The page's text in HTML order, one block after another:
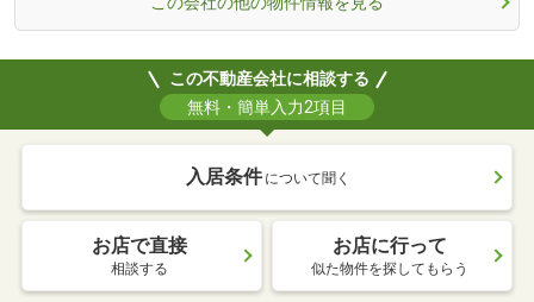
この不動産会社に相談する
無料・簡単入力2項目
入居条件 について聞く
お店で直接
相談する
お店に行って
似た物件を探してもらう